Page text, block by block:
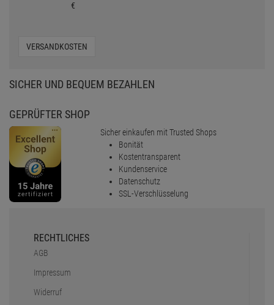
€
VERSANDKOSTEN
SICHER UND BEQUEM BEZAHLEN
GEPRÜFTER SHOP
Sicher einkaufen mit Trusted Shops
Bonität
Kostentransparent
Kundenservice
Datenschutz
SSL-Verschlüsselung
RECHTLICHES
AGB
Impressum
Widerruf